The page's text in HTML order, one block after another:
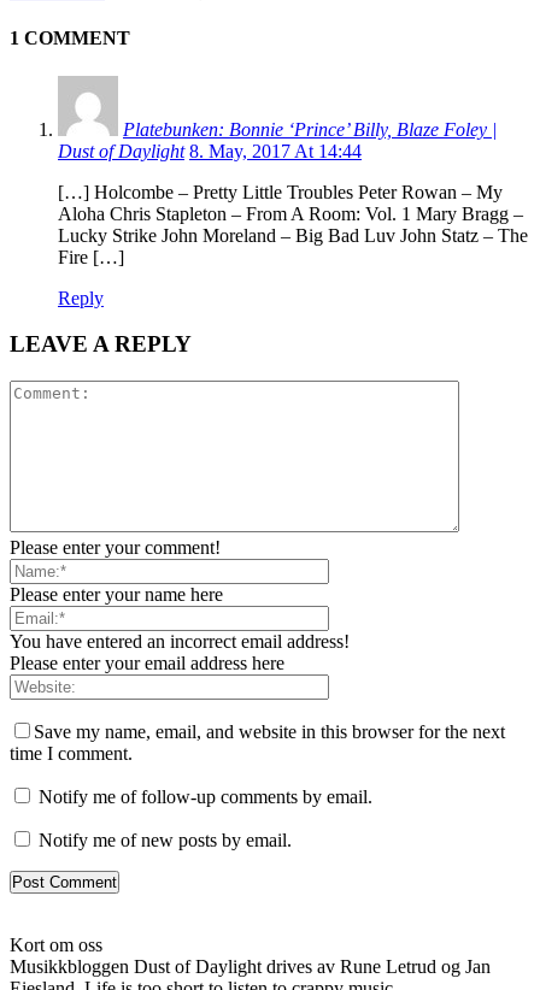
1 COMMENT
Platebunken: Bonnie ‘Prince’ Billy, Blaze Foley |
Dust of Daylight 8. May, 2017 At 14:44
[…] Holcombe – Pretty Little Troubles Peter Rowan – My
Aloha Chris Stapleton – From A Room: Vol. 1 Mary Bragg –
Lucky Strike John Moreland – Big Bad Luv John Statz – The
Fire […]
Reply
LEAVE A REPLY
Please enter your comment!
Please enter your name here
You have entered an incorrect email address!
Please enter your email address here
Save my name, email, and website in this browser for the next
time I comment.
Notify me of follow-up comments by email.
Notify me of new posts by email.
Kort om oss
Musikkbloggen Dust of Daylight drives av Rune Letrud og Jan